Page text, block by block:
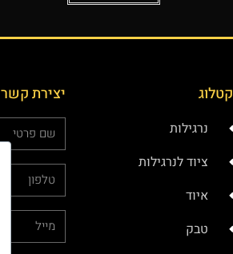
קטלוג
נרגילות
ציוד לנרגילות
איוד
טבק
יצירת קשר